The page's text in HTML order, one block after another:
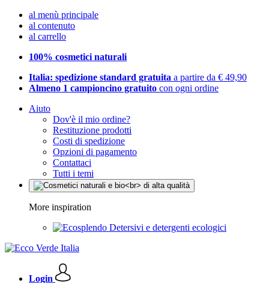
al menù principale
al contenuto
al carrello
100% cosmetici naturali
Italia: spedizione standard gratuita a partire da € 49,90
Almeno 1 campioncino gratuito con ogni ordine
Aiuto
Dov'è il mio ordine?
Restituzione prodotti
Costi di spedizione
Opzioni di pagamento
Contattaci
Tutti i temi
More inspiration
Detersivi e detergenti ecologici
Login